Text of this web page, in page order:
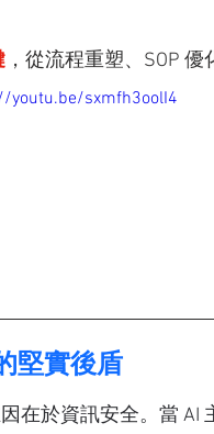
，從流程重塑、SOP
youtu.be/sxmfh3oolI4
堅實後盾
在於資訊安全。當 AI